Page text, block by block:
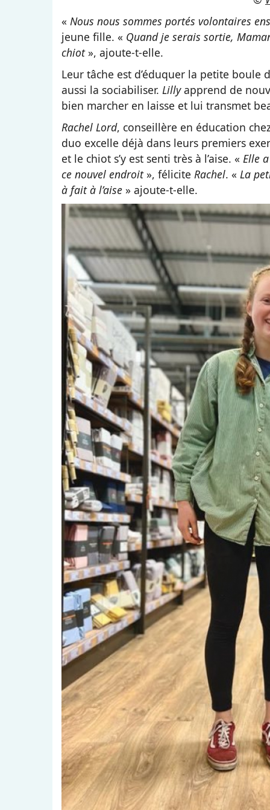
« Nous nous sommes portés volontaires
jeune fille. « Quand je serais sortie,
chiot », ajoute-t-elle.
Leur tâche est d’éduquer la petite
aussi la sociabiliser. Lillyapprend de
bien marcher en laisse et lui transmet
Rachel Lord, conseillère en éducation
duo excelle déjà dans leurs premiers
et le chiot s’y est senti très à l’aise. « Elle
ce nouvel endroit », félicite Rachel. « La
à fait à l’aise » ajoute-t-elle.